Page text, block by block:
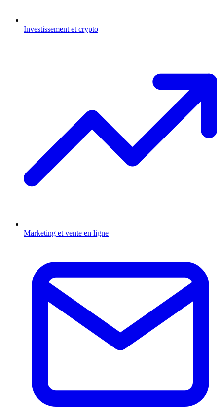
Investissement et crypto
Marketing et vente en ligne